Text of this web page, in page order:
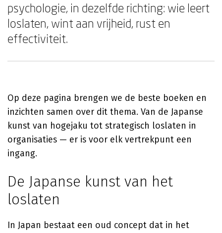
psychologie, in dezelfde richting: wie leert
loslaten, wint aan vrijheid, rust en
effectiviteit.
Op deze pagina brengen we de beste boeken en
inzichten samen over dit thema. Van de Japanse
kunst van hogejaku tot strategisch loslaten in
organisaties — er is voor elk vertrekpunt een
ingang.
De Japanse kunst van het
loslaten
In Japan bestaat een oud concept dat in het